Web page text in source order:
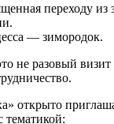
переходу из
— зимородок.
не разовый визит
открыто
тематикой: